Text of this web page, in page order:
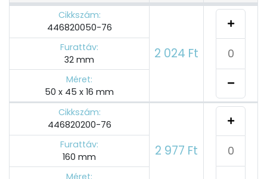
Cikkszám:
446820050-76
2 024 Ft
Furattáv:
32 mm
Méret:
50 x 45 x 16 mm
Cikkszám:
446820200-76
2 977 Ft
Furattáv:
160 mm
Méret: